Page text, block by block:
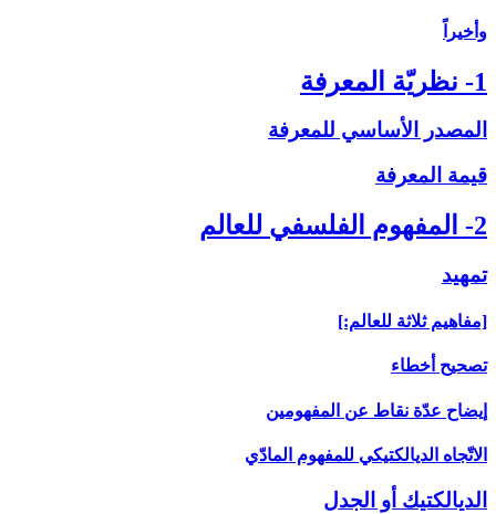
وأخيراً
1- نظريّة المعرفة
المصدر الأساسي للمعرفة
قيمة المعرفة
2- المفهوم الفلسفي للعالم
تمهيد
[مفاهيم ثلاثة للعالم:]
تصحيح أخطاء
إيضاح عدّة نقاط عن المفهومين
الاتّجاه الديالكتيكي للمفهوم المادّي
الديالكتيك أو الجدل‏